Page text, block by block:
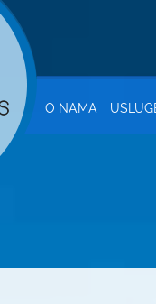
O NAMA